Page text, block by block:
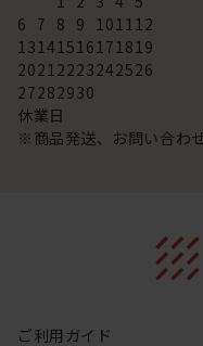
6 7 8 9 101112
13141516171819
20212223242526
27282930
休業日
※商品発送、お問い合わせ
ご利用ガイド